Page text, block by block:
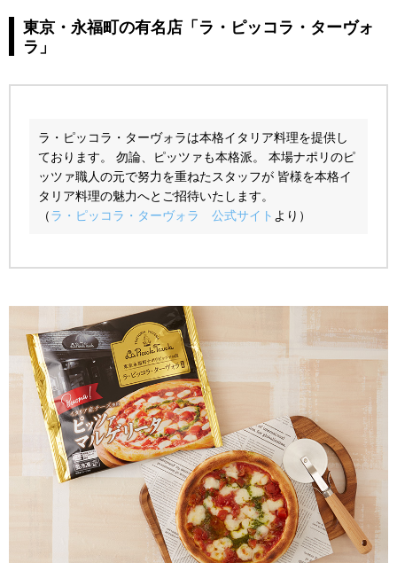
東京・永福町の有名店「ラ・ピッコラ・ターヴォ
ラ」
ラ・ピッコラ・ターヴォラは本格イタリア料理を提供し
ております。 勿論、ピッツァも本格派。 本場ナポリのピ
ッツァ職人の元で努力を重ねたスタッフが 皆様を本格イ
タリア料理の魅力へとご招待いたします。
（ラ・ピッコラ・ターヴォラ 公式サイト より）